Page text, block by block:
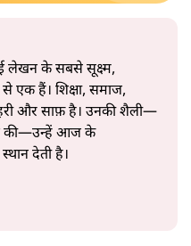
लेखन के सबसे सूक्ष्म,
एक हैं। शिक्षा, समाज,
और साफ़ है। उनकी शैली—
की—उन्हें आज के
देती है।